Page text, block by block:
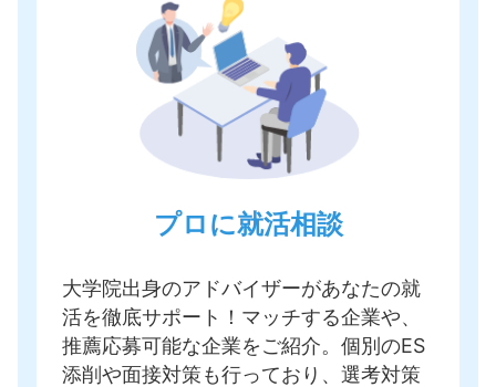
プロに就活相談
大学院出身のアドバイザーがあなたの就
活を徹底サポート！ マッチする企業や、
推薦応募可能な企業をご紹介。個別のES
添削や面接対策も行っており、選考対策